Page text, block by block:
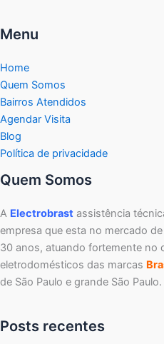
Menu
Home
Quem Somos
Bairros Atendidos
Agendar Visita
Blog
Política de privacidade
Quem Somos
A Electrobrast assistência
empresa que esta no mercado
30 anos, atuando fortemente no
eletrodomésticos das marcas
de São Paulo e grande São Paulo.
Posts recentes